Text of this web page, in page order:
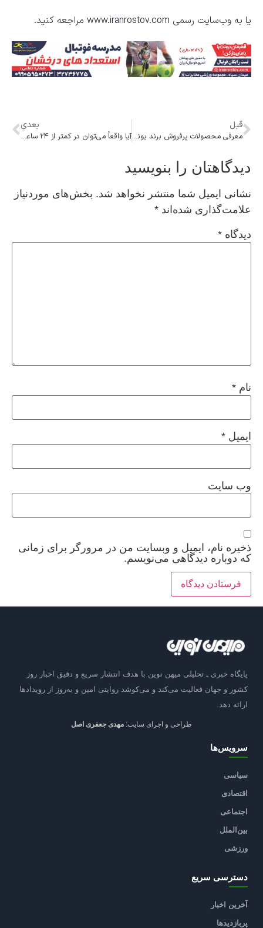
یا به وب‌سایت رسمی www.iranrostov.com مراجعه کنید.
قبل
معرفی محصولات پرفروش برند یونیک
بعدی
آیا واقعاً می‌توان در کمتر از ۲۴ ساعت دندان از دست رفته را جایگزین کرد؟
دیدگاهتان را بنویسید
نشانی ایمیل شما منتشر نخواهد شد. بخش‌های موردنیاز
علامت‌گذاری شده‌اند *
دیدگاه *
نام *
ایمیل *
وب‌ سایت
ذخیره نام، ایمیل و وبسایت من در مرورگر برای زمانی
که دوباره دیدگاهی می‌نویسم.
پایگاه خبری ـ تحلیلی میهن نوین با هدف انتشار سریع و دقیق اخبار روز
کشور و جهان فعالیت می‌کند و می‌کوشد روایتی امین و به‌روز از رویدادها
ارائه دهد.
طراحی و اجرای سایت: مهدی جعفری اصل
سرویس‌ها
سیاسی
اقتصادی
اجتماعی
بین‌الملل
ورزشی
دسترسی سریع
آخرین اخبار
پربازدیدها